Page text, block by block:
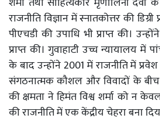
राजनीति विज्ञान में स्नातकोत्तर की
पीएचडी की उपाधि भी प्राप्त की।
प्राप्त की। गुवाहाटी उच्च न्यायालय
के बाद उन्होंने 2001 में राजनीति में
संगठनात्मक कौशल और विवादों के
की क्षमता ने हिमंत विश्व शर्मा को न
की राजनीति में एक केंद्रीय चेहरा बना